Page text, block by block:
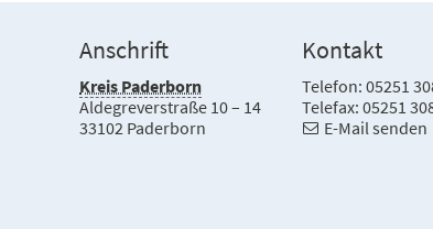
Anschrift
Kreis Paderborn
Aldegreverstraße 10 – 14
33102 Paderborn
Kontakt
Telefon: 05251
Telefax: 05251
E-Mail senden